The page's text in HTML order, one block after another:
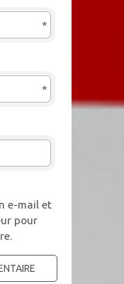
*
*
e-mail et
pour